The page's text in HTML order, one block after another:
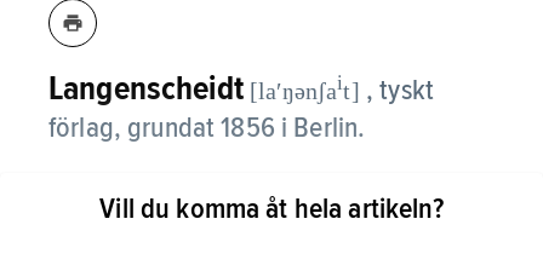
Langenscheidt [laʹŋənʃait] , tyskt
förlag, grundat 1856 i Berlin.
Vill du komma åt hela artikeln?